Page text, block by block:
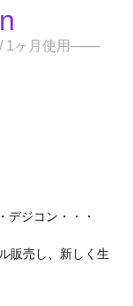
1ヶ月使用───
デジコン・・・
販売し、新しく生